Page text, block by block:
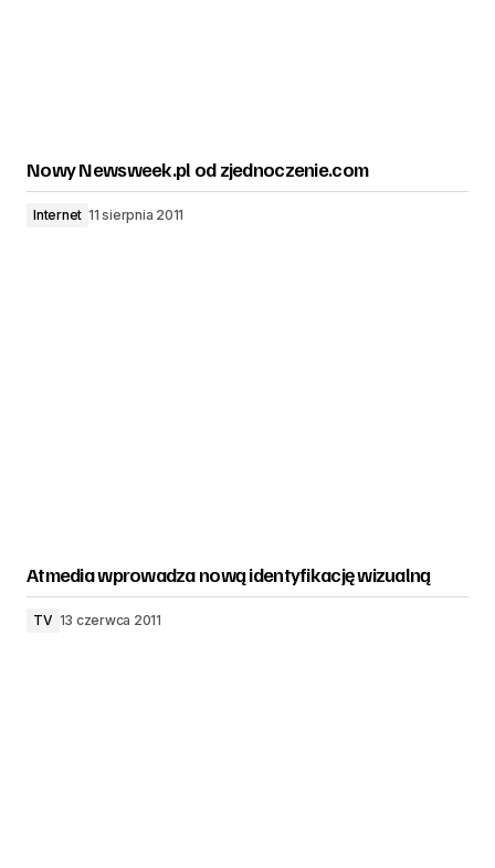
Nowy Newsweek.pl od zjednoczenie.com
Internet 11 sierpnia 2011
Atmedia wprowadza nową identyfikację wizualną
TV 13 czerwca 2011